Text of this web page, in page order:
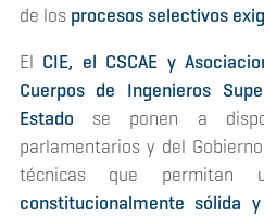
de los procesos selectivos
El CIE, el CSCAE y
Cuerpos de Ingenieros
Estado se ponen a
parlamentarios y del
técnicas que permitan
constitucionalmente sólida